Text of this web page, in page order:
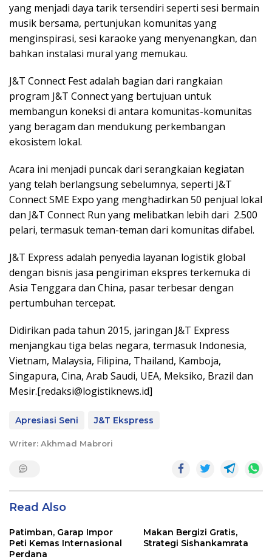
yang menjadi daya tarik tersendiri seperti sesi bermain
musik bersama, pertunjukan komunitas yang
menginspirasi, sesi karaoke yang menyenangkan, dan
bahkan instalasi mural yang memukau.
J&T Connect Fest adalah bagian dari rangkaian
program J&T Connect yang bertujuan untuk
membangun koneksi di antara komunitas-komunitas
yang beragam dan mendukung perkembangan
ekosistem lokal.
Acara ini menjadi puncak dari serangkaian kegiatan
yang telah berlangsung sebelumnya, seperti J&T
Connect SME Expo yang menghadirkan 50 penjual lokal
dan J&T Connect Run yang melibatkan lebih dari 2.500
pelari, termasuk teman-teman dari komunitas difabel.
J&T Express adalah penyedia layanan logistik global
dengan bisnis jasa pengiriman ekspres terkemuka di
Asia Tenggara dan China, pasar terbesar dengan
pertumbuhan tercepat.
Didirikan pada tahun 2015, jaringan J&T Express
menjangkau tiga belas negara, termasuk Indonesia,
Vietnam, Malaysia, Filipina, Thailand, Kamboja,
Singapura, Cina, Arab Saudi, UEA, Meksiko, Brazil dan
Mesir.[redaksi@logistiknews.id]
Apresiasi Seni J&T Ekspress
Writer: Akhmad Mabrori
Read Also
Patimban, Garap Impor
Peti Kemas Internasional
Perdana
Makan Bergizi Gratis,
Strategi Sishankamrata